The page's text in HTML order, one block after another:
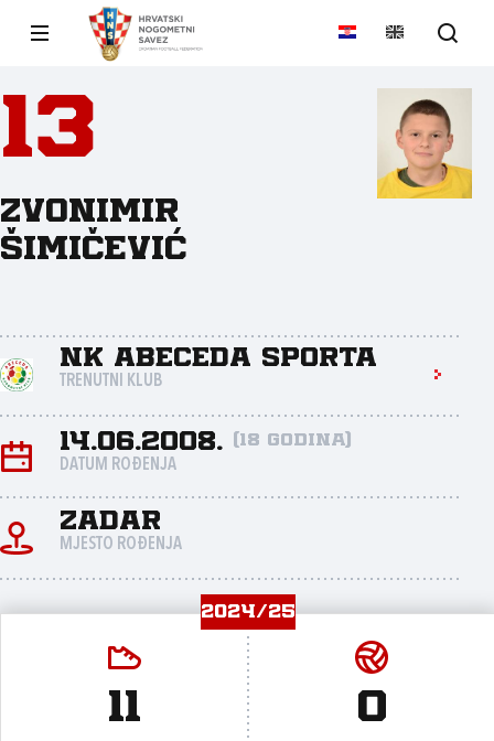
13
Zvonimir
Šimičević
NK Abeceda sporta
TRENUTNI KLUB
14.06.2008. (18 godina)
DATUM ROĐENJA
Zadar
MJESTO ROĐENJA
2024/25
11 0